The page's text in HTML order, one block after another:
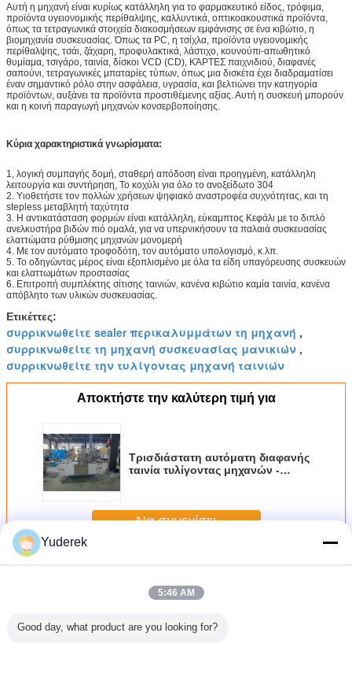
Αυτή η μηχανή είναι κυρίως κατάλληλη για το φαρμακευτικό είδος, τρόφιμα,
προϊόντα υγειονομικής περίθαλψης, καλλυντικά, οπτικοακουστικά προϊόντα,
όπως τα τετραγωνικά στοιχεία διακοσμήσεων εμφάνισης σε ένα κιβώτιο, η
βιομηχανία συσκευασίας. Όπως τα PC, η τσίχλα, προϊόντα υγειονομικής
περίθαλψης, τσάι, ζάχαρη, προφυλακτικά, λάστιχο, κουνούπι-απωθητικό
θυμίαμα, τσιγάρο, ταινία, δίσκοι VCD (CD), ΚΆΡΤΕΣ παιχνιδιού, διαφανές
σαπούνι, τετραγωνικές μπαταρίες τύπων, όπως μια δισκέτα έχει διαδραματίσει
έναν σημαντικό ρόλο στην ασφάλεια, υγρασία, και βελτιώνει την κατηγορία
προϊόντων, αυξάνει τα προϊόντα προστιθέμενης αξίας. Αυτή η συσκευή μπορούν
και η κοινή παραγωγή μηχανών κονσερβοποίησης.
Κύρια χαρακτηριστικά γνωρίσματα:
1, λογική συμπαγής δομή, σταθερή απόδοση είναι προηγμένη, κατάλληλη
λειτουργία και συντήρηση, Το κοχύλι για όλο το ανοξείδωτο 304
2. Υιοθετήστε τον πολλών χρήσεων ψηφιακό αναστροφέα συχνότητας, και τη
stepless μεταβλητή ταχύτητα
3. Η αντικατάσταση φορμών είναι κατάλληλη, εύκαμπτος Κεφάλι με το διπλό
ανελκυστήρα βιδών πιό ομαλά, για να υπερνικήσουν τα παλαιά συσκευασίας
ελαττώματα ρύθμισης μηχανών μονομερή
4. Με τον αυτόματο τροφοδότη, τον αυτόματο υπολογισμό, κ.λπ.
5. Το οδηγώντας μέρος είναι εξοπλισμένο με όλα τα είδη υπαγόρευσης συσκευών
και ελαττωμάτων προστασίας
6. Επιτροπή συμπλέκτης σίτισης ταινιών, κανένα κιβώτιο καμία ταινία, κανένα
απόβλητο των υλικών συσκευασίας.
Ετικέττες:
συρρικνωθείτε sealer περικαλυμμάτων τη μηχανή ,
συρρικνωθείτε τη μηχανή συσκευασίας μανικιών ,
συρρικνωθείτε την τυλίγοντας μηχανή ταινιών
Αποκτήστε την καλύτερη τιμή για
Τρισδιάστατη αυτόματη διαφανής
ταινία τυλίγοντας μηχανών -
Να συνεχίσει
Περισσότεροιαυτόματη τυλίγοντας μηχανή
Yuderek
5:46 AM
Good day, what product are you looking for?